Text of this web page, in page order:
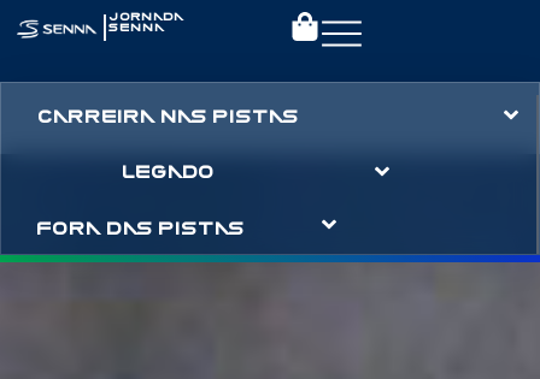
| JORNADA
SENNA
CARREIRA NAS PISTAS
LEGADO
FORA DAS PISTAS